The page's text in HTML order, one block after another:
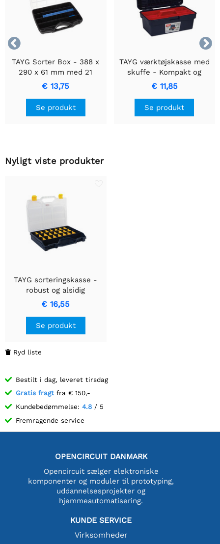


TAYG Sorter Box - 388 x
290 x 61 mm med 21
aftagelige rum
€ 13,75
Se produkt
TAYG værktøjskasse med
skuffe - Kompakt og
holdbar
opbevaringsløsning
€ 11,85
Se produkt
Nyligt viste produkter
TAYG sorteringskasse -
robust og alsidig
opbevaringsløsning
€ 16,55
Se produkt
 Ryd liste
Bestilt i dag, leveret tirsdag
Gratis fragt fra € 150,-
Kundebedømmelse: 4.8 / 5
Fremragende service
OPENCIRCUIT DANMARK
Opencircuit sælger elektroniske
komponenter og moduler til prototyping,
uddannelsesprojekter og
hjemmeautomatisering.
KUNDE SERVICE
Virksomheder